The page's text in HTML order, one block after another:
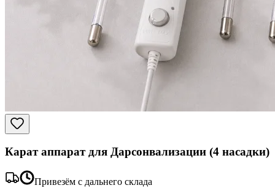
Карат аппарат для Дарсонвализации (4 насадки)
Привезём с дальнего склада